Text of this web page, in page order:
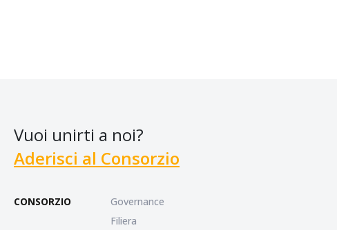
Vuoi unirti a noi?
Aderisci al Consorzio
CONSORZIO
Governance
Filiera